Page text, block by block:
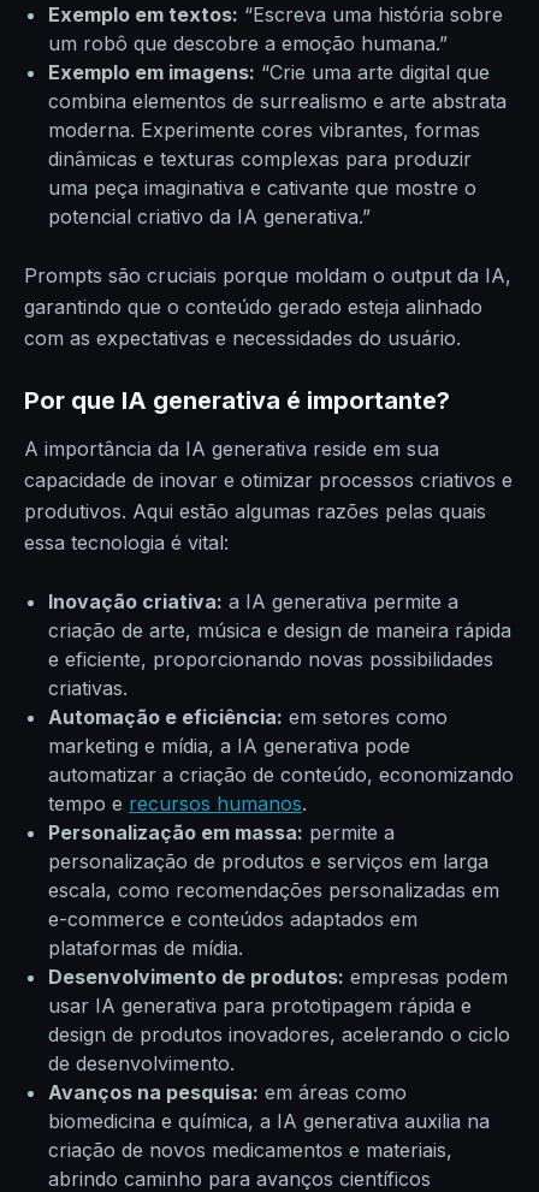
Exemplo em textos: “Escreva uma história sobre
um robô que descobre a emoção humana.”
Exemplo em imagens: “Crie uma arte digital que
combina elementos de surrealismo e arte abstrata
moderna. Experimente cores vibrantes, formas
dinâmicas e texturas complexas para produzir
uma peça imaginativa e cativante que mostre o
potencial criativo da IA ​​generativa.”
Prompts são cruciais porque moldam o output da IA,
garantindo que o conteúdo gerado esteja alinhado
com as expectativas e necessidades do usuário.
Por que IA generativa é importante?
A importância da IA generativa reside em sua
capacidade de inovar e otimizar processos criativos e
produtivos. Aqui estão algumas razões pelas quais
essa tecnologia é vital:
Inovação criativa: a IA generativa permite a
criação de arte, música e design de maneira rápida
e eficiente, proporcionando novas possibilidades
criativas.
Automação e eficiência: em setores como
marketing e mídia, a IA generativa pode
automatizar a criação de conteúdo, economizando
tempo e recursos humanos.
Personalização em massa: permite a
personalização de produtos e serviços em larga
escala, como recomendações personalizadas em
e-commerce e conteúdos adaptados em
plataformas de mídia.
Desenvolvimento de produtos: empresas podem
usar IA generativa para prototipagem rápida e
design de produtos inovadores, acelerando o ciclo
de desenvolvimento.
Avanços na pesquisa: em áreas como
biomedicina e química, a IA generativa auxilia na
criação de novos medicamentos e materiais,
abrindo caminho para avanços científicos